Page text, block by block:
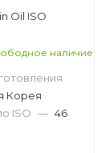
Oil ISO
наличие
Корея
ISO — 46